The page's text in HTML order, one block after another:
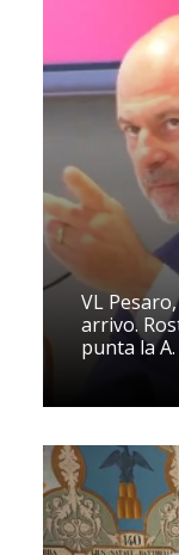
VL
arrivo.
punta la